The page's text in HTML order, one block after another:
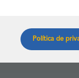
Política de